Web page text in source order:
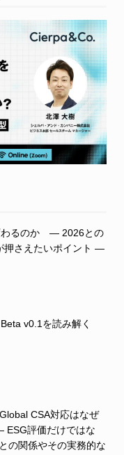
わるのか ― 2026との
押さえたいポイント ―
v0.1を読み解く
CSA対応はなぜ
ESG評価だけではな
の関係やその実務的な